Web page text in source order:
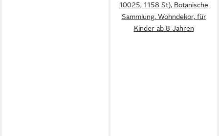
10025, 1158 St), Botanische
Sammlung, Wohndekor, für
Kinder ab 8 Jahren